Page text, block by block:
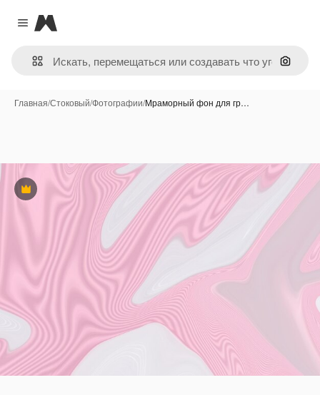
Close menu
Magnific
Поиск
Главная/Стоковый/Фотографии/Мраморный фон для гр…
Премиум